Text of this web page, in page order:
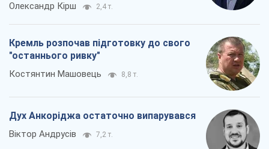
Олександр Кірш 2,4 т.
Кремль розпочав підготовку до свого
"останнього ривку"
Костянтин Машовець 8,8 т.
Дух Анкоріджа остаточно випарувався
Віктор Андрусів 7,2 т.